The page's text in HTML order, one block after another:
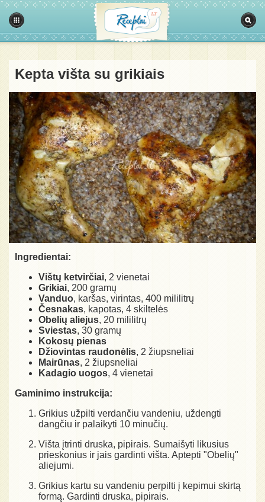
Kepta višta su grikiais
Ingredientai:
Vištų ketvirčiai, 2 vienetai
Grikiai, 200 gramų
Vanduo, karšas, virintas, 400 mililitrų
Česnakas, kapotas, 4 skiltelės
Obelių aliejus, 20 mililitrų
Sviestas, 30 gramų
Kokosų pienas
Džiovintas raudonėlis, 2 žiupsneliai
Mairūnas, 2 žiupsneliai
Kadagio uogos, 4 vienetai
Gaminimo instrukcija:
Grikius užpilti verdančiu vandeniu, uždengti
dangčiu ir palaikyti 10 minučių.
Višta įtrinti druska, pipirais. Sumaišyti likusius
prieskonius ir jais gardinti višta. Aptepti "Obelių"
aliejumi.
Grikius kartu su vandeniu perpilti į kepimui skirtą
formą. Gardinti druska, pipirais.